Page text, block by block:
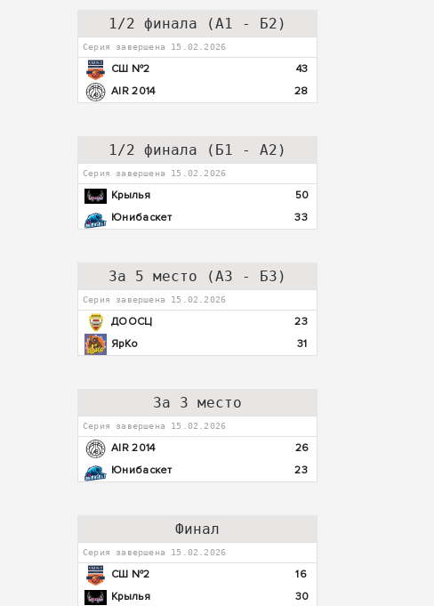
1/2 финала (А1 - Б2)
Серия завершена 15.02.2026
СШ №2
43
AIR 2014
28
1/2 финала (Б1 - А2)
Серия завершена 15.02.2026
Крылья
50
Юнибаскет
33
За 5 место (А3 - Б3)
Серия завершена 15.02.2026
ДООСЦ
23
ЯрКо
31
За 3 место
Серия завершена 15.02.2026
AIR 2014
26
Юнибаскет
23
Финал
Серия завершена 15.02.2026
СШ №2
16
Крылья
30